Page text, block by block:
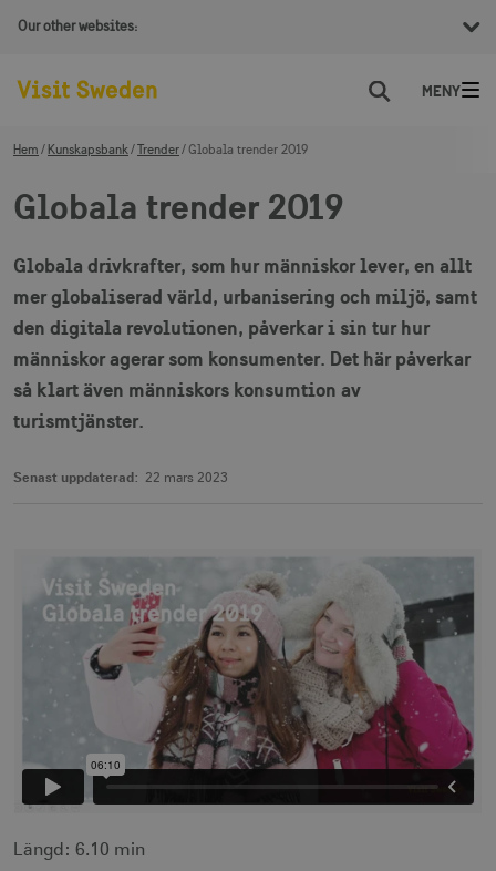
Our other websites:
Sök
Hem Kunskapsbank Trender Globala trender 2019
Globala trender 2019
Globala drivkrafter, som hur människor lever, en allt
mer globaliserad värld, urbanisering och miljö, samt
den digitala revolutionen, påverkar i sin tur hur
människor agerar som konsumenter. Det här påverkar
så klart även människors konsumtion av
turismtjänster.
Senast uppdaterad: 22 mars 2023
Längd: 6.10 min